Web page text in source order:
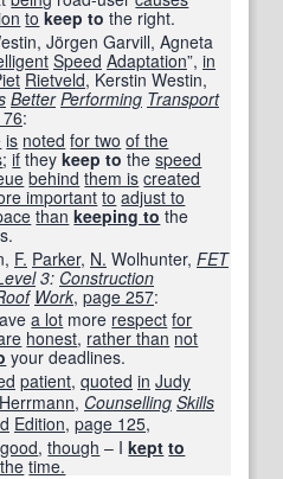
to keep to the right.
Jörgen Garvill, Agneta
Speed Adaptation”, in
Rietveld, Kerstin Westin,
Better Performing Transport
76:
is noted for two of the
;if theykeep to thespeed
behind them is created
important to adjust to
than keeping to the
F. Parker, N. Wolhunter, FET
3: Construction
Work, page 257:
a lot more respect for
honest, rather than not
your deadlines.
patient, quoted in Judy
Herrmann, Counselling Skills
Edition, page 125,
,though – Ikept to
time.